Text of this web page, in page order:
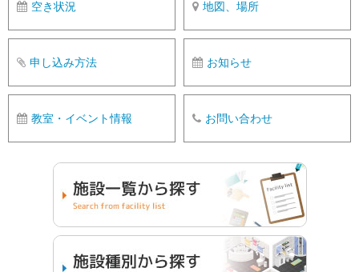
空き状況 地図、場所
申し込み方法 お知らせ
教室・イベント情報 お問い合わせ